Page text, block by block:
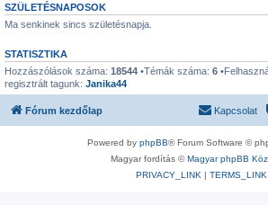
SZÜLETÉSNAPOSOK
Ma senkinek sincs születésnapja.
STATISZTIKA
Hozzászólások száma: 18544 •Témák száma: 6
regisztrált tagunk: Janika44
Fórum kezdőlap Kapcsolat
Powered by phpBB® Forum Software ©
Magyar fordítás ©Magyar phpBB
PRIVACY_LINK | TERMS_LINK